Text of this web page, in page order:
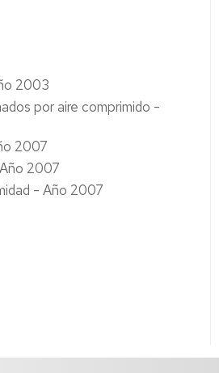
2003
por aire comprimido -
2007
2007
- Año 2007